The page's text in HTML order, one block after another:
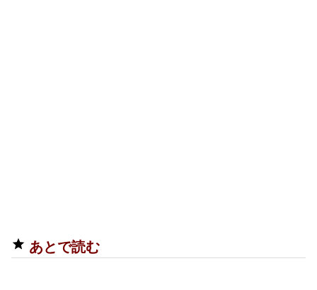
あとで読む